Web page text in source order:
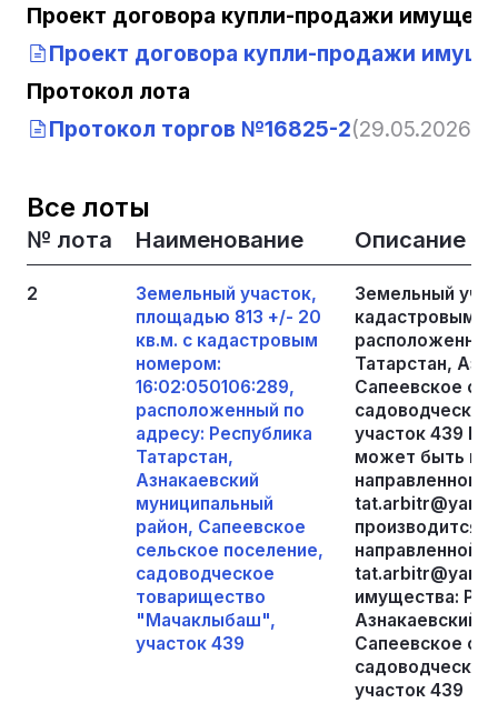
Проект договора купли-продажи
Проект договора купли-продажи
Протокол лота
Протокол торгов №16825-2(29.05.2026,
Все лоты
№ лота Наименование Описание
2
Земельный участок,
площадью 813 +/- 20
кв.м. с кадастровым
номером:
16:02:050106:289,
расположенный по
адресу: Республика
Татарстан,
Азнакаевский
муниципальный
район, Сапеевское
сельское поселение,
садоводческое
товарищество
"Мачаклыбаш",
участок 439
Земельный
кадастровым
Татарстан,
Сапеевское
участок 439
может быть
направленному
производится
направленной
имущества:
Азнакаевский
Сапеевское
участок 439